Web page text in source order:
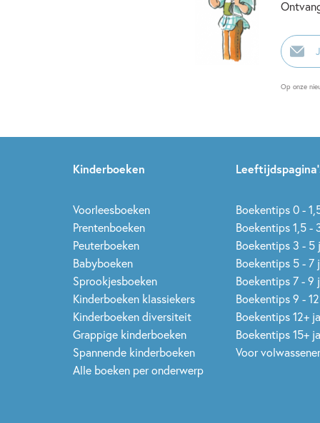
E-
mailadres
Op onze
Kinderboeken
Voorleesboeken
Prentenboeken
Peuterboeken
Babyboeken
Sprookjesboeken
Kinderboeken klassiekers
Kinderboeken diversiteit
Grappige kinderboeken
Spannende kinderboeken
Alle boeken per onderwerp
Boekentips 0 -
Boekentips 1,5 -
Boekentips 3 - 5
Boekentips 5 - 7
Boekentips 7 - 9
Boekentips 9 -
Boekentips 12+
Boekentips 15+
Voor